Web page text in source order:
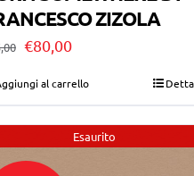
ZIZOLA
Il
era:
€85,00.
€80,00Il
è:
al carrello
Esaurito